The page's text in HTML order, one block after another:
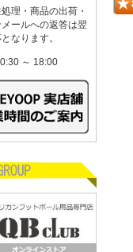
理・商品の出荷・
ールへの返答は翌
なります。
～ 18:00